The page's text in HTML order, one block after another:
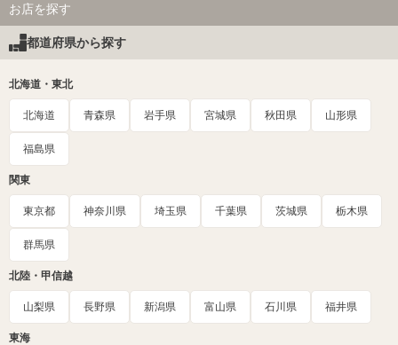
お店を探す
都道府県から探す
北海道・東北
北海道 青森県 岩手県 宮城県 秋田県 山形県
福島県
関東
東京都 神奈川県 埼玉県 千葉県 茨城県 栃木県
群馬県
北陸・甲信越
山梨県 長野県 新潟県 富山県 石川県 福井県
東海